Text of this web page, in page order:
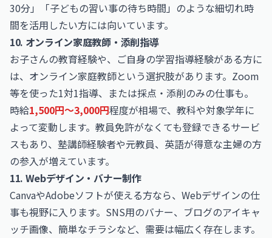
30分」「子どもの習い事の待ち時間」のような細切れ時
間を活用したい方には向いています。
10. オンライン家庭教師・添削指導
お子さんの教育経験や、ご自身の学習指導経験がある方に
は、オンライン家庭教師という選択肢があります。Zoom
等を使った1対1指導、または採点・添削のみの仕事も。
時給1,500円〜3,000円程度が相場で、教科や対象学年に
よって変動します。教員免許がなくても登録できるサービ
スもあり、塾講師経験者や元教員、英語が得意な主婦の方
の参入が増えています。
11. Webデザイン・バナー制作
CanvaやAdobeソフトが使える方なら、Webデザインの仕
事も視野に入ります。SNS用のバナー、ブログのアイキャ
ッチ画像、簡単なチラシなど、需要は幅広く存在します。